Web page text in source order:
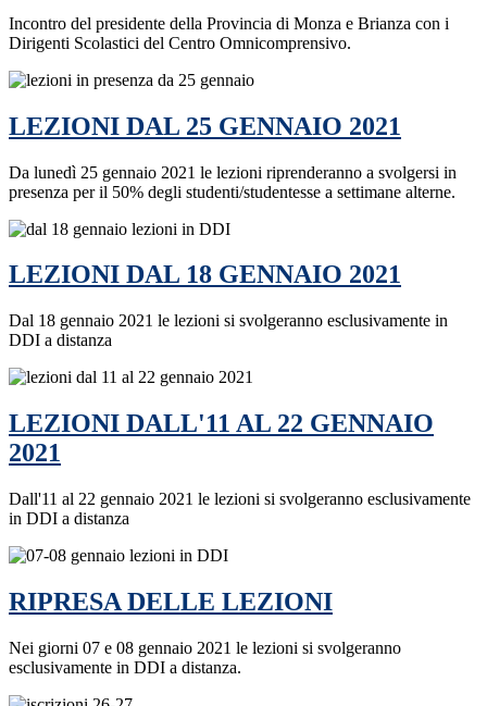
Incontro del presidente della Provincia di Monza e Brianza con i
Dirigenti Scolastici del Centro Omnicomprensivo.
LEZIONI DAL 25 GENNAIO 2021
Da lunedì 25 gennaio 2021 le lezioni riprenderanno a svolgersi in
presenza per il 50% degli studenti/studentesse a settimane alterne.
LEZIONI DAL 18 GENNAIO 2021
Dal 18 gennaio 2021 le lezioni si svolgeranno esclusivamente in
DDI a distanza
LEZIONI DALL'11 AL 22 GENNAIO
2021
Dall'11 al 22 gennaio 2021 le lezioni si svolgeranno esclusivamente
in DDI a distanza
RIPRESA DELLE LEZIONI
Nei giorni 07 e 08 gennaio 2021 le lezioni si svolgeranno
esclusivamente in DDI a distanza.